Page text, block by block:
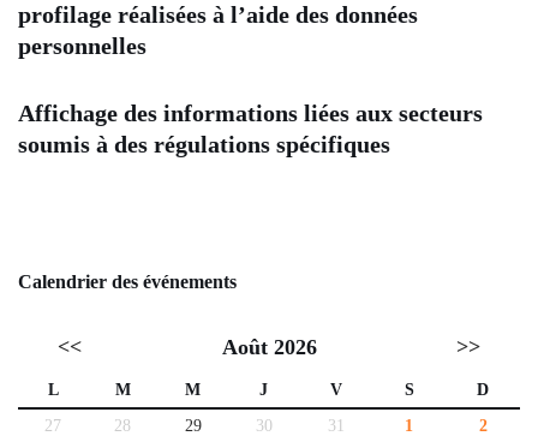
profilage réalisées à l’aide des données
personnelles
Affichage des informations liées aux secteurs
soumis à des régulations spécifiques
Calendrier des événements
<< Août 2026 >>
L M M J V S
D
27
28 29 30 31 1
2